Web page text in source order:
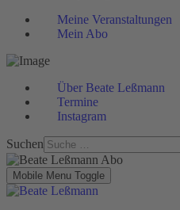
Meine Veranstaltungen
Mein Abo
Über Beate Leßmann
Termine
Instagram
Suchen
Mobile Menu Toggle